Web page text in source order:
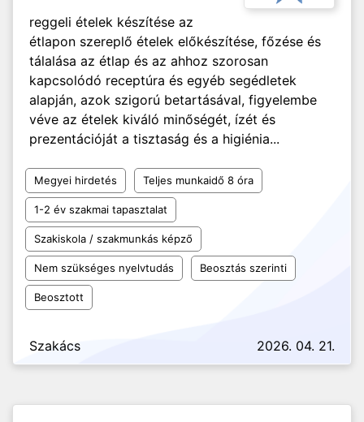
reggeli ételek készítése az
étlapon szereplő ételek előkészítése, főzése és
tálalása az étlap és az ahhoz szorosan
kapcsolódó receptúra és egyéb segédletek
alapján, azok szigorú betartásával, figyelembe
véve az ételek kiváló minőségét, ízét és
prezentációját a tisztaság és a higiénia...
Megyei hirdetés Teljes munkaidő 8 óra
1-2 év szakmai tapasztalat
Szakiskola / szakmunkás képző
Nem szükséges nyelvtudás Beosztás szerinti
Beosztott
Szakács 2026. 04. 21.